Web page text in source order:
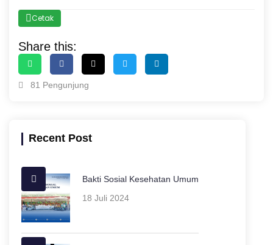
Cetak
Share this:
81 Pengunjung
Recent Post
Bakti Sosial Kesehatan Umum
18 Juli 2024